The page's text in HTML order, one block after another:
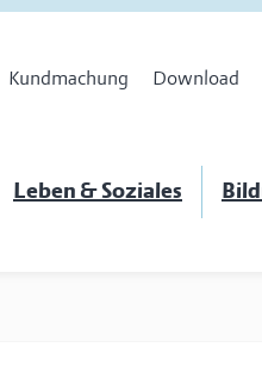
Kundmachung Download
Leben & Soziales